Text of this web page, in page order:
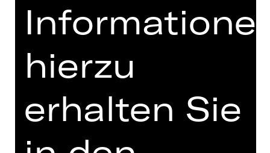
Damenclub zur Förderung der Oper
Nürnberg
hierzu
erhalten Sie